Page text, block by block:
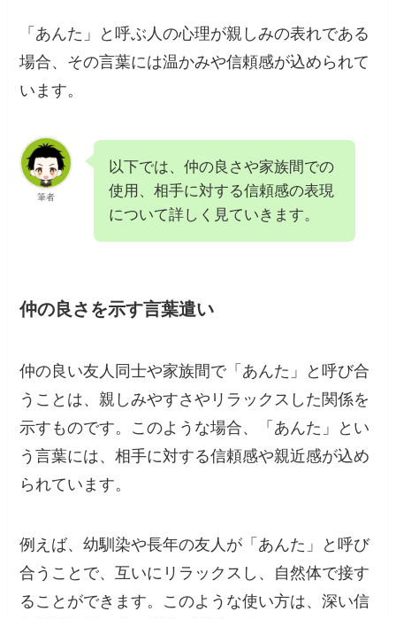
「あんた」と呼ぶ人の心理が親しみの表れである
場合、その言葉には温かみや信頼感が込められて
います。
筆者
以下では、仲の良さや家族間での
使用、相手に対する信頼感の表現
について詳しく見ていきます。
仲の良さを示す言葉遣い
仲の良い友人同士や家族間で「あんた」と呼び合
うことは、親しみやすさやリラックスした関係を
示すものです。このような場合、「あんた」とい
う言葉には、相手に対する信頼感や親近感が込め
られています。
例えば、幼馴染や長年の友人が「あんた」と呼び
合うことで、互いにリラックスし、自然体で接す
ることができます。このような使い方は、深い信